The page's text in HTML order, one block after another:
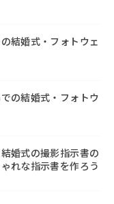
結婚式・フォトウェ
の結婚式・フォトウ
婚式の撮影指示書の
れな指示書を作ろう